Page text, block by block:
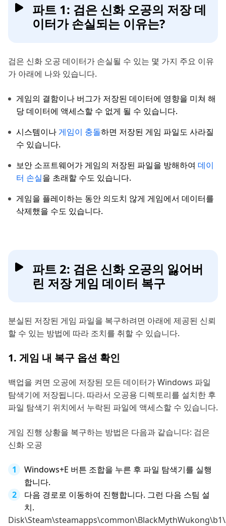
파트 1: 검은 신화 오공의 저장 데
이터가 손실되는 이유는?
검은 신화 오공 데이터가 손실될 수 있는 몇 가지 주요 이유
가 아래에 나와 있습니다.
게임의 결함이나 버그가 저장된 데이터에 영향을 미쳐 해
당 데이터에 액세스할 수 없게 될 수 있습니다.
시스템이나게임이 충돌하면 저장된 게임 파일도 사라질
수 있습니다.
보안 소프트웨어가 게임의 저장된 파일을 방해하여 데이
터 손실을 초래할 수도 있습니다.
게임을 플레이하는 동안 의도치 않게 게임에서 데이터를
삭제했을 수도 있습니다.
파트 2: 검은 신화 오공의 잃어버
린 저장 게임 데이터 복구
분실된 저장된 게임 파일을 복구하려면 아래에 제공된 신뢰
할 수 있는 방법에 따라 조치를 취할 수 있습니다.
1. 게임 내 복구 옵션 확인
백업을 켜면 오공에 저장된 모든 데이터가 Windows 파일
탐색기에 저장됩니다. 따라서 오공용 디렉토리를 설치한 후
파일 탐색기 위치에서 누락된 파일에 액세스할 수 있습니다.
게임 진행 상황을 복구하는 방법은 다음과 같습니다: 검은
신화 오공
Windows+E 버튼 조합을 누른 후 파일 탐색기를 실행
합니다.
다음 경로로 이동하여 진행합니다. 그런 다음 스팀 설
치.